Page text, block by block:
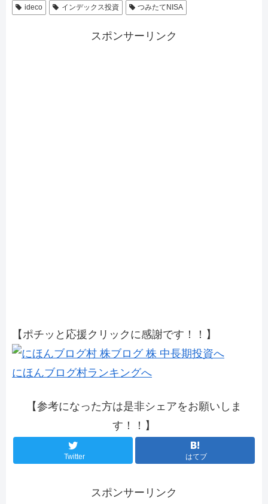
ideco インデックス投資 つみたてNISA
スポンサーリンク
【ポチッと応援クリックに感謝です！！】
にほんブログ村ランキングへ
【参考になった方は是非シェアをお願いしま
す！！】
Twitter はてブ
スポンサーリンク